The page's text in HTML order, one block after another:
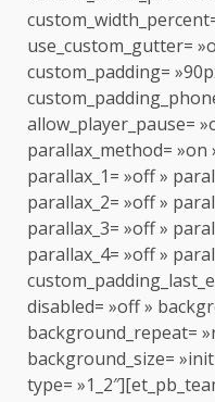
use_custom_gutter=
custom_padding=
allow_player_pause=
parallax_method= »on
parallax_1= »off »
parallax_2= »off »
parallax_3= »off »
parallax_4= »off »
disabled= »off »
background_repeat=
background_size=
type=